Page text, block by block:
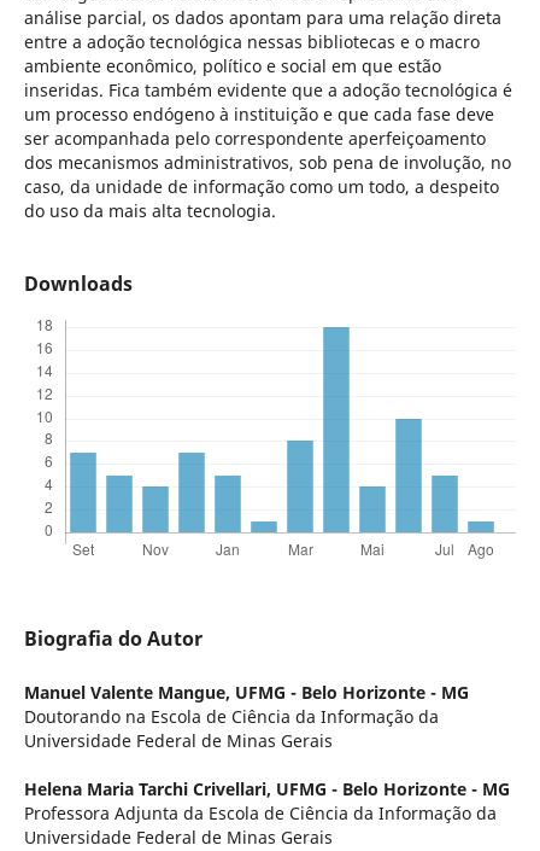
análise parcial, os dados apontam para uma relação direta
entre a adoção tecnológica nessas bibliotecas e o macro
ambiente econômico, político e social em que estão
inseridas. Fica também evidente que a adoção tecnológica é
um processo endógeno à instituição e que cada fase deve
ser acompanhada pelo correspondente aperfeiçoamento
dos mecanismos administrativos, sob pena de involução, no
caso, da unidade de informação como um todo, a despeito
do uso da mais alta tecnologia.
Downloads
Biografia do Autor
Manuel Valente Mangue, UFMG - Belo Horizonte - MG
Doutorando na Escola de Ciência da Informação da
Universidade Federal de Minas Gerais
Helena Maria Tarchi Crivellari, UFMG - Belo Horizonte - MG
Professora Adjunta da Escola de Ciência da Informação da
Universidade Federal de Minas Gerais